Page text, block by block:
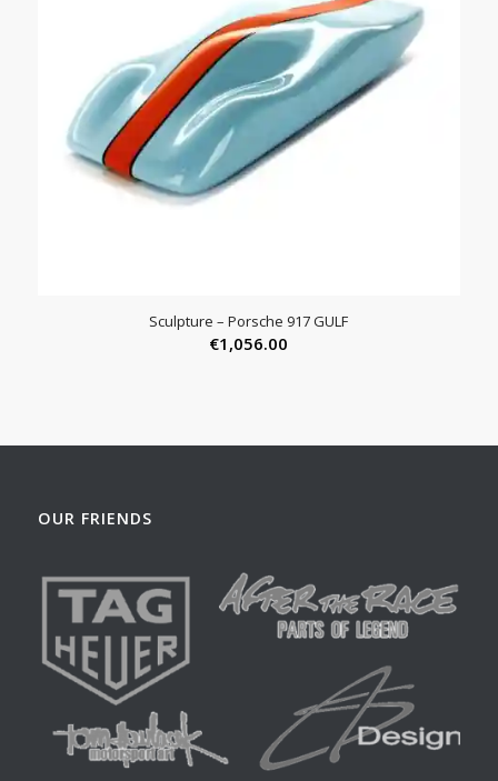
Sculpture – Porsche 917 GULF
€1,056.00
OUR FRIENDS